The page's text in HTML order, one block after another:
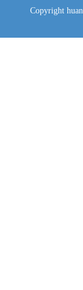
Copyright